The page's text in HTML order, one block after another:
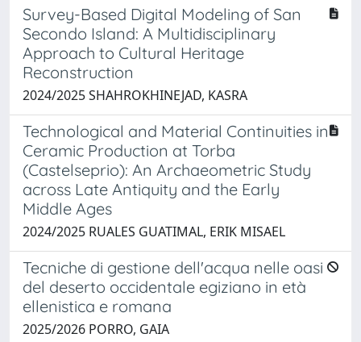
Survey-Based Digital Modeling of San
Secondo Island: A Multidisciplinary
Approach to Cultural Heritage
Reconstruction
2024/2025 SHAHROKHINEJAD, KASRA
Technological and Material Continuities in
Ceramic Production at Torba
(Castelseprio): An Archaeometric Study
across Late Antiquity and the Early
Middle Ages
2024/2025 RUALES GUATIMAL, ERIK MISAEL
Tecniche di gestione dell'acqua nelle oasi
del deserto occidentale egiziano in età
ellenistica e romana
2025/2026 PORRO, GAIA